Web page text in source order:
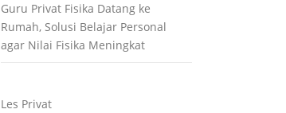
Guru Privat Fisika Datang ke
Rumah, Solusi Belajar Personal
agar Nilai Fisika Meningkat
Les Privat